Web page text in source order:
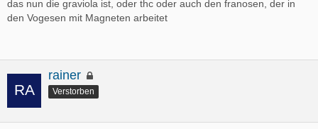
das nun die graviola ist, oder thc oder auch den franosen, der in
den Vogesen mit Magneten arbeitet
rainer
Verstorben